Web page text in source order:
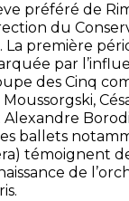
préféré de
du
première
par
des Cinq
Alexandre
ballets
témoignent
de